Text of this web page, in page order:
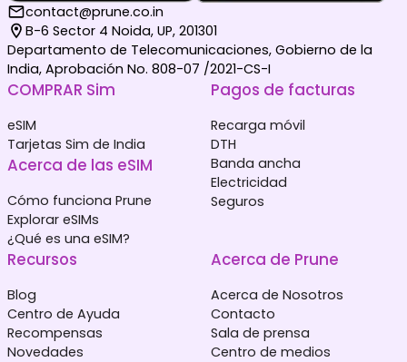
contact@prune.co.in
B-6 Sector 4 Noida, UP, 201301
Departamento de Telecomunicaciones, Gobierno de la
India, Aprobación No. 808-07 /2021-CS-I
COMPRAR Sim
eSIM
Tarjetas Sim de India
Acerca de las eSIM
Cómo funciona Prune
Explorar eSIMs
¿Qué es una eSIM?
Pagos de facturas
Recarga móvil
DTH
Banda ancha
Electricidad
Seguros
Recursos
Blog
Centro de Ayuda
Recompensas
Novedades
Acerca de Prune
Acerca de Nosotros
Contacto
Sala de prensa
Centro de medios